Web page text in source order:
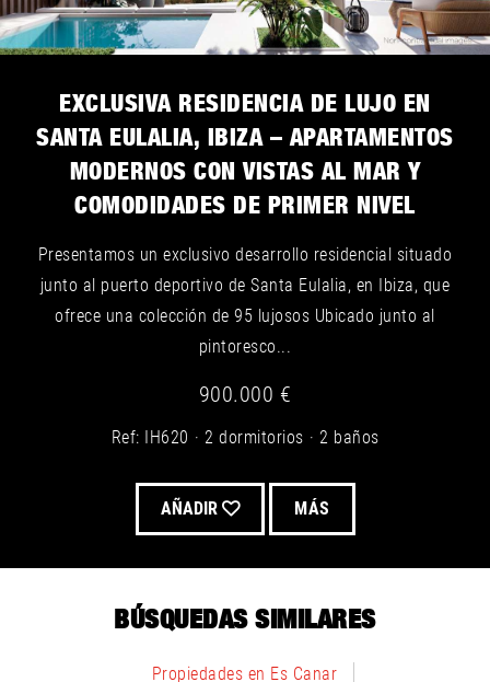
EXCLUSIVA RESIDENCIA DE LUJO EN
SANTA EULALIA, IBIZA – APARTAMENTOS
MODERNOS CON VISTAS AL MAR Y
COMODIDADES DE PRIMER NIVEL
Presentamos un exclusivo desarrollo residencial situado
junto al puerto deportivo de Santa Eulalia, en Ibiza, que
ofrece una colección de 95 lujosos Ubicado junto al
pintoresco...
900.000 €
Ref: IH620 2 dormitorios 2 baños
AÑADIR MÁS
BÚSQUEDAS SIMILARES
Propiedades en Es Canar